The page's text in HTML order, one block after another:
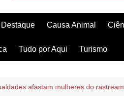
Destaque Causa Animal
Tudo por Aqui Turismo
afastam mulheres do